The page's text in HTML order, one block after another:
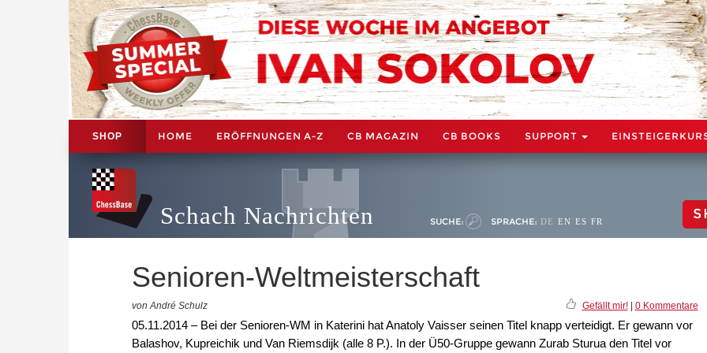
SHOP HOME ERÖFFNUNGEN A-Z CB MAGAZIN CB BOOKS SUPPORT
Schach Nachrichten SUCHE: SPRACHE: DE EN ES FR
Senioren-Weltmeisterschaft
von André Schulz Gefällt mir!| 0 Kommentare
05.11.2014 – Bei der Senioren-WM in Katerini hat Anatoly Vaisser seinen Titel knapp verteidigt. Er gewann vor
Balashov, Kupreichik und Van Riemsdijk (alle 8 P.). In der Ü50-Gruppe gewann Zurab Sturua den Titel vor